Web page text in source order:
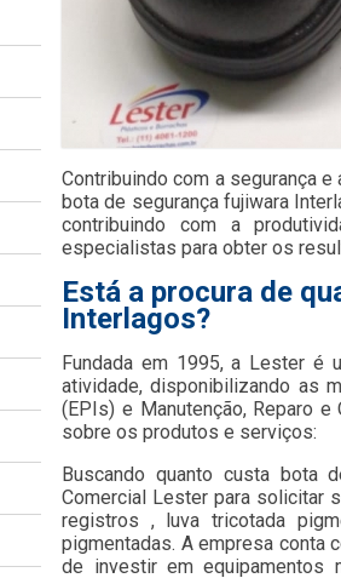
Contribuindo com a segurança
bota de segurança fujiwara
contribuindo com a
especialistas para obter os
Está a procura de
Interlagos?
Fundada em 1995, a Lester é
atividade, disponibilizando as
(EPIs) e Manutenção, Reparo
sobre os produtos e serviços:
Buscando quanto custa bota
Comercial Lester para solicitar
registros , luva tricotada
pigmentadas. A empresa conta
de investir em equipamentos